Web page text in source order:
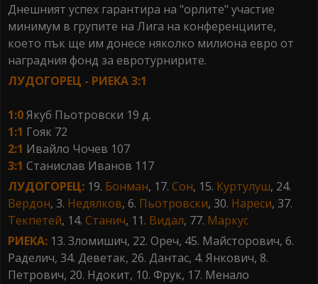
Днешният успех гарантира на "орлите" участие
минимум в групите на Лига на конференциите,
което пък ще им донесе няколко милиона евро от
наградния фонд за евротурнирите.
ЛУДОГОРЕЦ - РИЕКА 3:1
1:0Якуб Пьотровски 19 д.
1:1 Гояк 72
2:1 Ивайло Чочев 107
3:1 Станислав Иванов 117
ЛУДОГОРЕЦ: 19. Бонман, 17. Сон, 15. Куртулуш, 24.
Вердон, 3. Недялков, 6. Пьотровски, 30. Нареси, 37.
Текпетей, 14. Станич, 11. Видал, 77. Маркус
РИЕКА: 13. Зломишич, 22. Ореч, 45. Майсторович, 6.
Раделич, 34. Деветак, 26. Дантас, 4. Янкович, 8.
Петрович, 20. Ндокит, 10. Фрук, 17. Менало